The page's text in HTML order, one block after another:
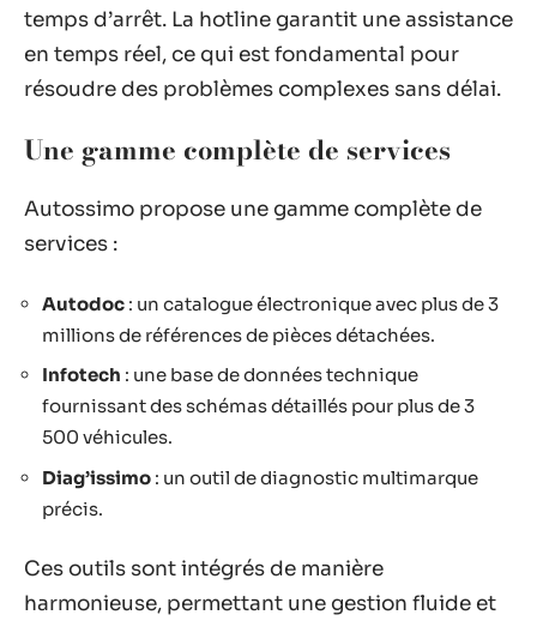
temps d’arrêt. La hotline garantit une assistance
en temps réel, ce qui est fondamental pour
résoudre des problèmes complexes sans délai.
Une gamme complète de services
Autossimo propose une gamme complète de
services :
Autodoc : un catalogue électronique avec plus de 3
millions de références de pièces détachées.
Infotech : une base de données technique
fournissant des schémas détaillés pour plus de 3
500 véhicules.
Diag’issimo : un outil de diagnostic multimarque
précis.
Ces outils sont intégrés de manière
harmonieuse, permettant une gestion fluide et